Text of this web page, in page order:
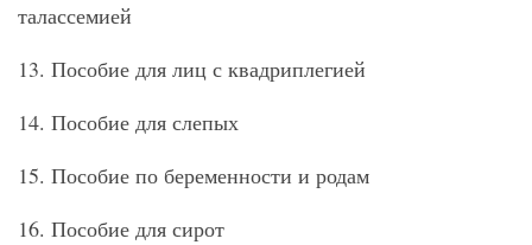
талассемией
13. Пособие для лиц с квадриплегией
14. Пособие для слепых
15. Пособие по беременности и родам
16. Пособие для сирот